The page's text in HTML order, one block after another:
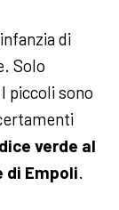
di
Solo
piccoli sono
verde al
di Empoli.